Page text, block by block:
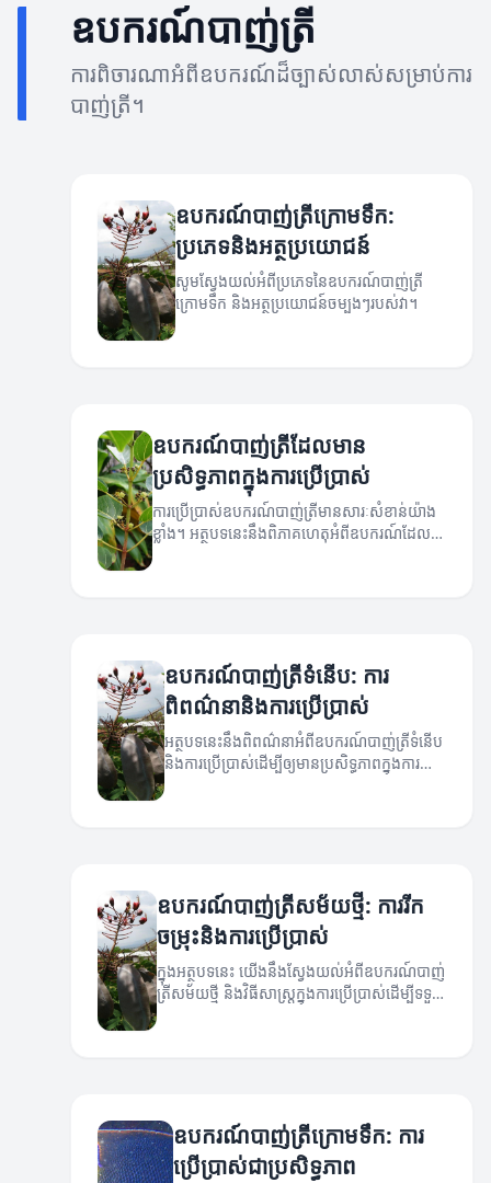
ឧបករណ៍បាញ់ត្រី
ការពិចារណាអំពីឧបករណ៍ដ៏ច្បាស់លាស់សម្រាប់ការ
បាញ់ត្រី។
ឧបករណ៍បាញ់ត្រីក្រោមទឹក:
ប្រភេទនិងអត្ថប្រយោជន៍
សូមស្វែងយល់អំពីប្រភេទនៃឧបករណ៍បាញ់ត្រី
ក្រោមទឹក និងអត្ថប្រយោជន៍ចម្បងៗរបស់វា។
ឧបករណ៍បាញ់ត្រីដែលមាន
ប្រសិទ្ធភាពក្នុងការប្រើប្រាស់
ការប្រើប្រាស់ឧបករណ៍បាញ់ត្រីមានសារៈសំខាន់យ៉ាង
ខ្លាំង។ អត្ថបទនេះនឹងពិភាគហេតុអំពីឧបករណ៍ដែល
ឧបករណ៍បាញ់ត្រីទំនើប: ការ
ពិពណ៌នានិងការប្រើប្រាស់
អត្ថបទនេះនឹងពិពណ៌នាអំពីឧបករណ៍បាញ់ត្រីទំនើប
និងការប្រើប្រាស់ដើម្បីឲ្យមានប្រសិទ្ធភាពក្នុងការ
ឧបករណ៍បាញ់ត្រីសម័យថ្មី: ការរីក
ចម្រុះនិងការប្រើប្រាស់
ក្នុងអត្ថបទនេះ យើងនឹងស្វែងយល់អំពីឧបករណ៍បាញ់
ត្រីសម័យថ្មី និងវិធីសាស្ត្រក្នុងការប្រើប្រាស់ដើម្បីទទួល
បានភាពជោគជ័យ។
ឧបករណ៍បាញ់ត្រីក្រោមទឹក: ការ
ប្រើប្រាស់ជាប្រសិទ្ធភាព